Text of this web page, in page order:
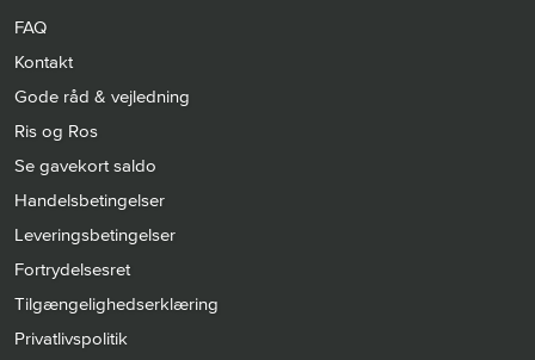
FAQ
Kontakt
Gode råd & vejledning
Ris og Ros
Se gavekort saldo
Handelsbetingelser
Leveringsbetingelser
Fortrydelsesret
Tilgængelighedserklæring
Privatlivspolitik